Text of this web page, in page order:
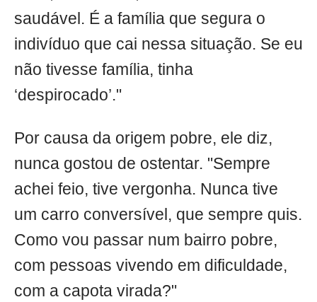
saudável. É a família que segura o
indivíduo que cai nessa situação. Se eu
não tivesse família, tinha
‘despirocado’."
Por causa da origem pobre, ele diz,
nunca gostou de ostentar. "Sempre
achei feio, tive vergonha. Nunca tive
um carro conversível, que sempre quis.
Como vou passar num bairro pobre,
com pessoas vivendo em dificuldade,
com a capota virada?"